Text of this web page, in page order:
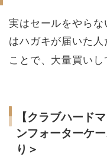
実はセールをやらな
はハガキが届いた人
ことで、大量買いし
【クラブハード
ンフォーターケ
り＞